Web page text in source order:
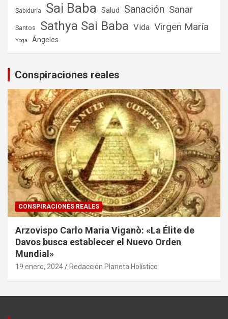
Sabiduría Sai Baba Salud Sanación Sanar
Santos Sathya Sai Baba Vida Virgen María
Yoga Ángeles
Conspiraciones reales
CONSPIRACIONES REALES
Arzovispo Carlo Maria Viganò: «La Élite de
Davos busca establecer el Nuevo Orden
Mundial»
19 enero, 2024 Redacción Planeta Holístico